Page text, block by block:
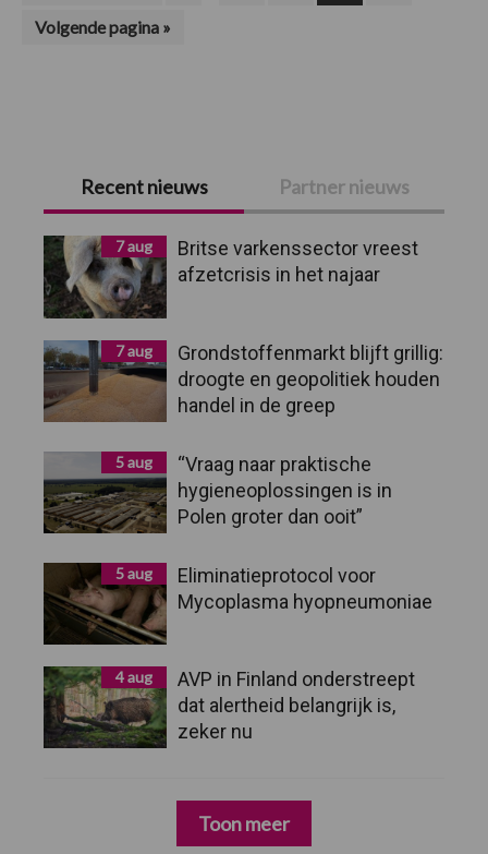
Ga
naar
Volgende pagina »
Primaire
Sidebar
Recent nieuws Partner nieuws
7 aug
Britse varkenssector vreest
afzetcrisis in het najaar
7 aug
Grondstoffenmarkt blijft grillig:
droogte en geopolitiek houden
handel in de greep
5 aug
“Vraag naar praktische
hygieneoplossingen is in
Polen groter dan ooit”
5 aug
Eliminatieprotocol voor
Mycoplasma hyopneumoniae
4 aug
AVP in Finland onderstreept
dat alertheid belangrijk is,
zeker nu
Toon meer